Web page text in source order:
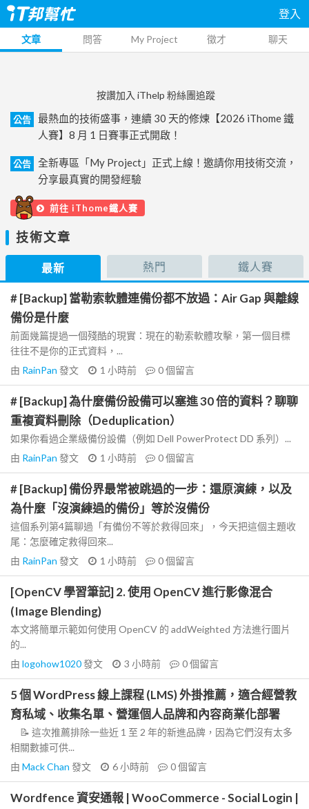
登入
文章 問答 My Project 徵才 聊天
按讚加入 iThelp 粉絲團追蹤
公告
最熱血的技術盛事，連續 30 天的修煉【2026 iThome 鐵
人賽】8 月 1 日賽事正式開啟！
公告
全新專區「My Project」正式上線！邀請你用技術交流，
分享最真實的開發經驗
前往 iThome鐵人賽
技術文章
最新 熱門 鐵人賽
# [Backup] 當勒索軟體連備份都不放過：Air Gap 與離線
備份是什麼
前面幾篇提過一個殘酷的現實：現在的勒索軟體攻擊，第一個目標
往往不是你的正式資料，...
由 RainPan 發文 1 小時前 0個留言
# [Backup] 為什麼備份設備可以塞進 30 倍的資料？聊聊
重複資料刪除（Deduplication）
如果你看過企業級備份設備（例如 Dell PowerProtect DD 系列）...
由 RainPan 發文 1 小時前 0個留言
# [Backup] 備份界最常被跳過的一步：還原演練，以及
為什麼「沒演練過的備份」等於沒備份
這個系列第4篇聊過「有備份不等於救得回來」，今天把這個主題收
尾：怎麼確定救得回來...
由 RainPan 發文 1 小時前 0個留言
[OpenCV 學習筆記] 2. 使用 OpenCV 進行影像混合
(Image Blending)
本文將簡單示範如何使用 OpenCV 的 addWeighted 方法進行圖片
的...
由 logohow1020發文 3 小時前 0個留言
5 個 WordPress 線上課程 (LMS) 外掛推薦，適合經營教
育私域、收集名單、營運個人品牌和內容商業化部署
📝 這次推薦排除一些近 1 至 2 年的新進品牌，因為它們沒有太多
相關數據可供...
由 Mack Chan 發文 6 小時前 0個留言
Wordfence 資安通報 | WooCommerce - Social Login |